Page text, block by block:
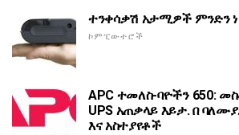
ተንቀሳቃሽ አታሚዎች ምንድን
ኮምፒውተሮች
APC ተመለስ-ባዮችን 650:
UPS አጠቃላይ እይታ. በ
እና አስተያየቶች